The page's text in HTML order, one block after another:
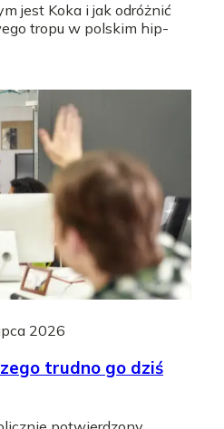
jest Koka i jak odróżnić
tropu w polskim hip-
2026
trudno go dziś